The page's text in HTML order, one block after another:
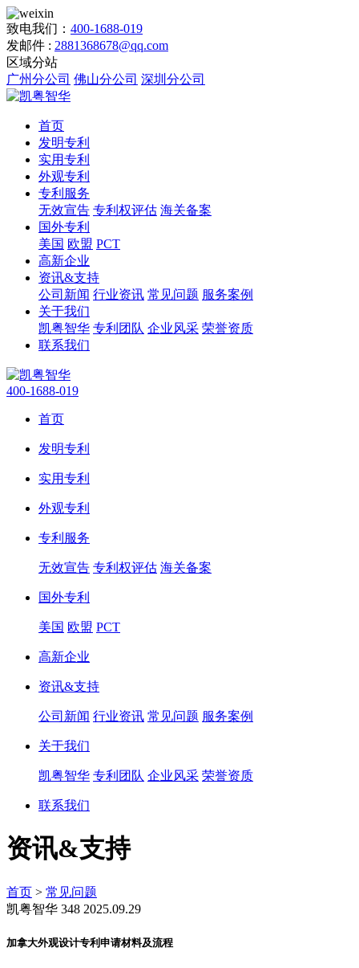
致电我们： 400-1688-019
发邮件 : 2881368678@qq.com
区域分站
广州分公司 佛山分公司 深圳分公司
首页
发明专利
实用专利
外观专利
专利服务
无效宣告 专利权评估 海关备案
国外专利
美国 欧盟 PCT
高新企业
资讯&支持
公司新闻 行业资讯 常见问题 服务案例
关于我们
凯粤智华 专利团队 企业风采 荣誉资质
联系我们
400-1688-019
首页
发明专利
实用专利
外观专利
专利服务
无效宣告 专利权评估 海关备案
国外专利
美国 欧盟 PCT
高新企业
资讯&支持
公司新闻 行业资讯 常见问题 服务案例
关于我们
凯粤智华 专利团队 企业风采 荣誉资质
联系我们
资讯&支持
首页 > 常见问题
凯粤智华 348 2025.09.29
加拿大外观设计专利申请材料及流程​